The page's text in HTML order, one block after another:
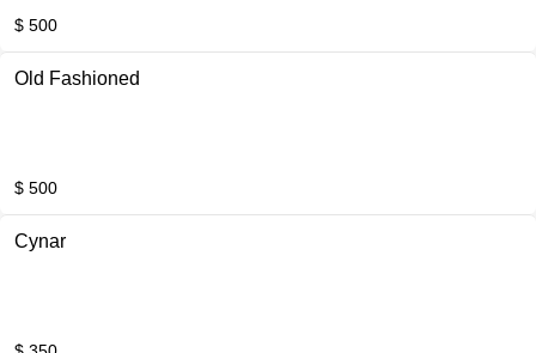
$ 500
Old Fashioned
$ 500
Cynar